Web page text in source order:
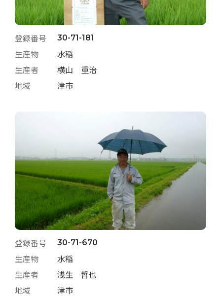
登録番号 30-71-181
生産物
水稲
生産者
横山 重治
地域
津市
登録番号 30-71-670
生産物
水稲
生産者
浅生 哲也
地域
津市